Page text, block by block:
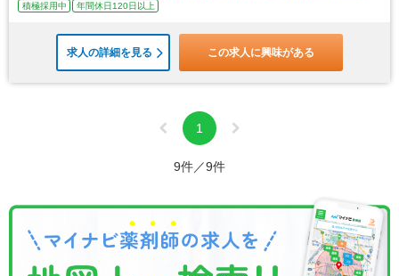
積極採用中
年間休日120日以上
求人の詳細を見る この求人に興味がある
1
9件／9件